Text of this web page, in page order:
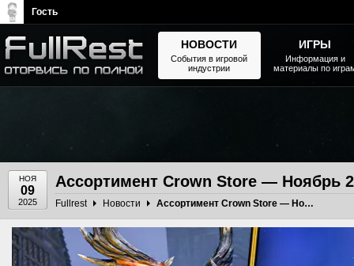
НОЯ
09
2025
Ассортимент Crown Store — Ноябрь
Fullrest Новости Ассортимент Crown Store — Ноябрь 2025
НОВОСТИ
События в игровой
индустрии
ИГРЫ
Информация и
материалы по
Гость